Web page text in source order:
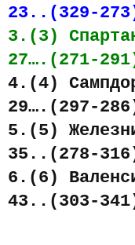
23..(329-
3.(3)
27….(271-
4.(4)
29….(297-
5.(5)
35..(278-
6.(6)
43..(303-